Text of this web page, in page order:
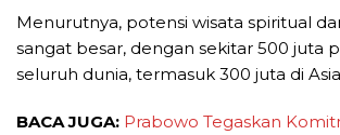
Menurutnya, potensi wisata spiritual
sangat besar, dengan sekitar 500 juta
seluruh dunia, termasuk 300 juta di
BACA JUGA: Prabowo Tegaskan